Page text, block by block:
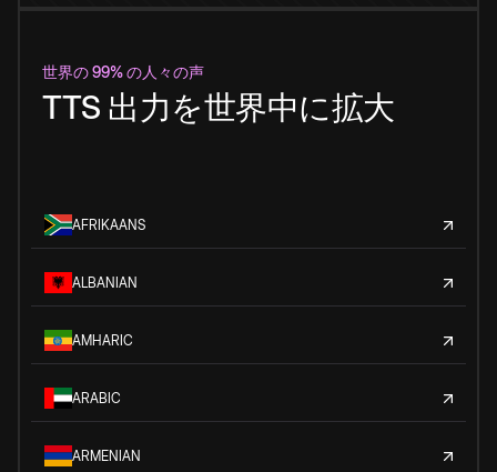
世界の 99% の人々の声
TTS 出力を世界中に拡大
AFRIKAANS
ALBANIAN
AMHARIC
ARABIC
ARMENIAN